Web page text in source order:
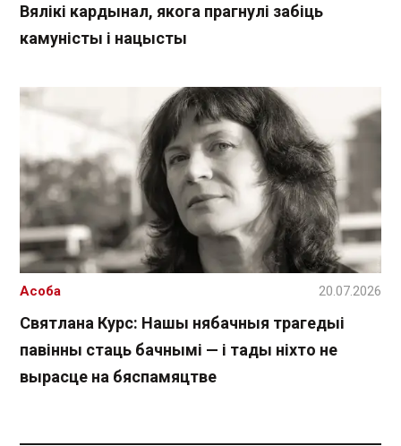
Вялікі кардынал, якога прагнулі забіць
камуністы і нацысты
Святлана Курс: Нашы нябачныя трагедыі
павінны стаць бачнымі — і тады ніхто не
вырасце на бяспамяцтве
Асоба 20.07.2026